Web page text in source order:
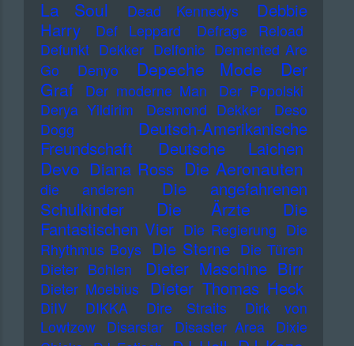
La Soul
Dead Kennedys
Debbie
Harry
Def Leppard
Defrage Reload
Defunkt Dekker Delfonic Demented Are
Go
Denyo Depeche Mode
Der
Graf
Der moderne Man
Der Popolski
Derya Yildirim
Desmond Dekker
Deso
Dogg
Deutsch-Amerikanische
Freundschaft
Deutsche Laichen
Devo Diana Ross Die Aeronauten
die anderen
Die angefahrenen
Schulkinder
Die Ärzte
Die
Fantastischen Vier Die Regierung Die
Rhythmus Boys Die Sterne Die Türen
Dieter Bohlen
Dieter Maschine Birr
Dieter Moebius Dieter Thomas Heck
DiIV DIKKA Dire Straits
Dirk von
Lowtzow
Disarstar Disaster Area
Dixie